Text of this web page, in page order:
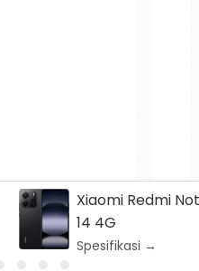
Nubia V60
Spesifikasi →